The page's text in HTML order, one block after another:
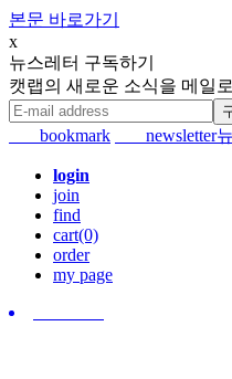
본문 바로가기
x
뉴스레터 구독하기
캣랩의 새로운 소식을 메일
bookmark newsletter
login
join
find
cart(0)
order
my page